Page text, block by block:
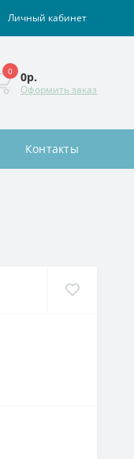
Личный кабинет
0 0р.
Оформить заказ
Контакты